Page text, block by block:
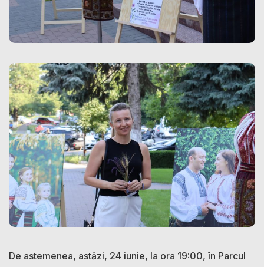
De astemenea, astăzi, 24 iunie, la ora 19:00, în Parcul